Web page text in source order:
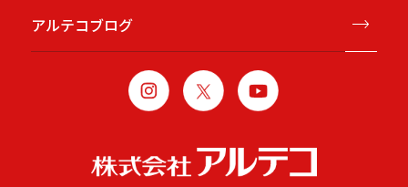
アルテコブログ